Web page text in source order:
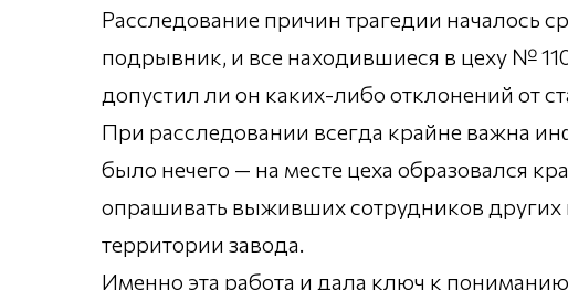
Расследование причин трагедии началось
подрывник, и все находившиеся в цеху №
допустил ли он каких-либо отклонений от
При расследовании всегда крайне важна
было нечего — на месте цеха образовался
опрашивать выживших сотрудников других
территории завода.
Именно эта работа и дала ключ к